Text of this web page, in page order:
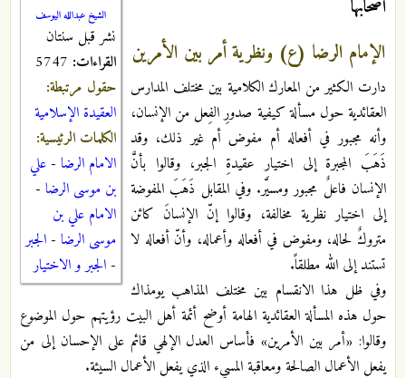
الشيخ عبدالله اليوسف
نشر قبل سنتان
القراءات:
حقول مرتبطة:
العقيدة الإسلامية
الكلمات الرئيسية:
الامام الرضا - علي
بن موسى الرضا -
الامام علي بن
موسى الرضا - الجبر
- الجبر و الاختيار
أصحابها
الإمام الرضا (ع) ونظرية أمر بين الأمرين
دارت الكثير من المعارك الكلامية بين مختلف المدارس
العقائدية حول مسألة كيفية صدورِ الفِعل من الإنسان،
وأنه مجبور في أفعاله أم مفوض أم غير ذلك، وقد
ذَهَبَ المجبرة إلى اختيار عقيدةِ الجبر، وقالوا بأنَّ
الإنسان فاعلٌ مجبور ومسيَّر. وفي المقابل ذَهَبَ المفوضة
إلى اختيار نظرية مخالفة، وقالوا إنّ الإنسانَ كائن
متروكٌ لحاله، ومفوض في أفعاله وأعماله، وأنّ أفعاله لا
تستند إلى الله مطلقاً.
وفي ظل هذا الانقسام بين مختلف المذاهب يومذاك
حول هذه المسألة العقائدية الهامة أوضح أئمة أهل البيت رؤيتهم حول الموضوع
وقالوا: «أمر بين الأمرين» فأساس العدل الإلهي قائم على الإحسان إلى من
يفعل الأعمال الصالحة ومعاقبة المسيء الذي يفعل الأعمال السيئة.